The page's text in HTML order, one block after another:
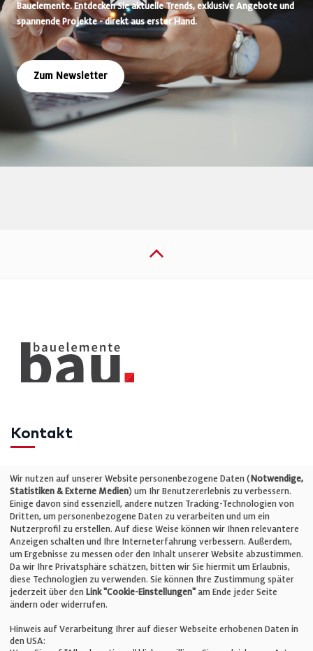
Bauelemente. Entdecken Sie aktuelle Trends, exklusive Angebote und
spannende Projekte - direkt aus erster Hand.
Zum Newsletter
Kontakt
Telefon: +49 (0)711 2585563-0
E-Mail:info@bauelemente-bau.eu
Unternehmen
Impressum
Wir nutzen auf unserer Website personenbezogene Daten (Notwendige,
Statistiken & Externe Medien) um Ihr Benutzererlebnis zu verbessern.
Einige davon sind essenziell, andere nutzen Tracking-Technologien von
Dritten, um personenbezogene Daten zu verarbeiten und um ein
Nutzerprofil zu erstellen. Auf diese Weise können wir Ihnen relevantere
Anzeigen schalten und Ihre Interneterfahrung verbessern. Außerdem,
um Ergebnisse zu messen oder den Inhalt unserer Website abzustimmen.
Da wir Ihre Privatsphäre schätzen, bitten wir Sie hiermit um Erlaubnis,
diese Technologien zu verwenden. Sie können Ihre Zustimmung später
jederzeit über den Link "Cookie-Einstellungen" am Ende jeder Seite
ändern oder widerrufen.
Hinweis auf Verarbeitung Ihrer auf dieser Webseite erhobenen Daten in
den USA: